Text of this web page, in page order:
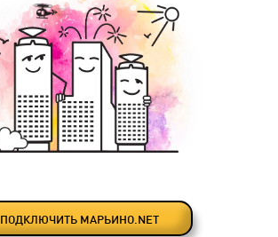
ПОДКЛЮЧИТЬ МАРЬИНО.NET